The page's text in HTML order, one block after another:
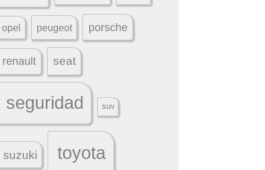
opel peugeot porsche
renault seat
seguridad suv
suzuki toyota